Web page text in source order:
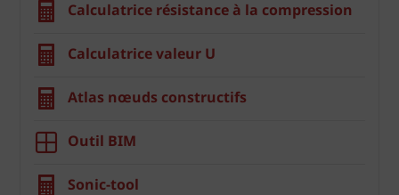
Calculatrice résistance à la compression
Calculatrice valeur U
Atlas nœuds constructifs
Outil BIM
Sonic-tool